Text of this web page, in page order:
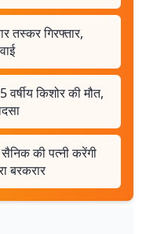
तस्कर गिरफ्तार,
किशोर की मौत,
सैनिक की पत्नी करेंगी
बरकरार